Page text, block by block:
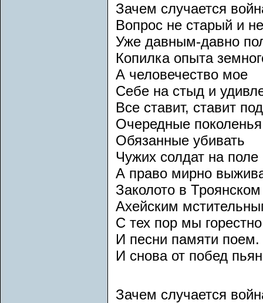
Зачем случается
Вопрос не старый и
Уже давным-давно
Копилка опыта
А человечество мое
Себе на стыд и
Все ставит, ставит
Очередные
Обязанные убивать
Чужих солдат на поле
А право мирно
Заколото в
Ахейским
С тех пор мы
И песни памяти поем.
И снова от побед
Зачем случается